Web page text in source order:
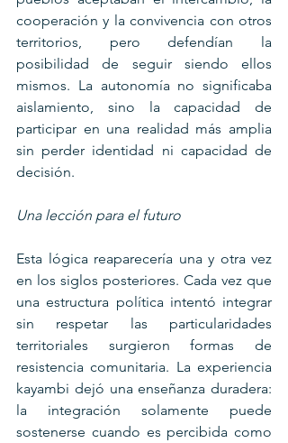
cooperación y la convivencia con otros
territorios, pero defendían la
posibilidad de seguir siendo ellos
mismos. La autonomía no significaba
aislamiento, sino la capacidad de
participar en una realidad más amplia
sin perder identidad ni capacidad de
decisión.
Una lección para el futuro
Esta lógica reaparecería una y otra vez
en los siglos posteriores. Cada vez que
una estructura política intentó integrar
sin respetar las particularidades
territoriales surgieron formas de
resistencia comunitaria. La experiencia
kayambi dejó una enseñanza duradera:
la integración solamente puede
sostenerse cuando es percibida como